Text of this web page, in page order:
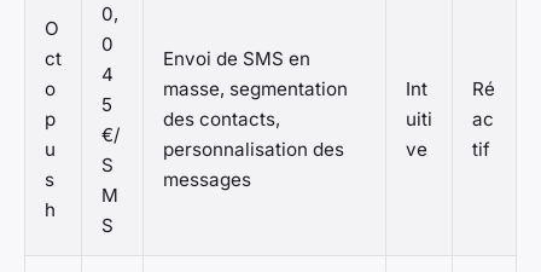
O
ct
o
p
u
s
h
0,
0
4
5
€/
S
M
S
Envoi de SMS en
masse, segmentation
des contacts,
personnalisation des
messages
Int
uiti
ve
Ré
ac
tif